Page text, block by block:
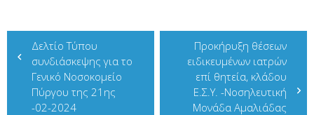
Πλοήγηση
άρθρων
Δελτίο Τύπου
συνδιάσκεψης για το
Γενικό Νοσοκομείο
Πύργου της 21ης
-02-2024
Προκήρυξη θέσεων
ειδικευμένων ιατρών
επί θητεία, κλάδου
Ε.Σ.Υ. -Νοσηλευτική
Μονάδα Αμαλιάδας